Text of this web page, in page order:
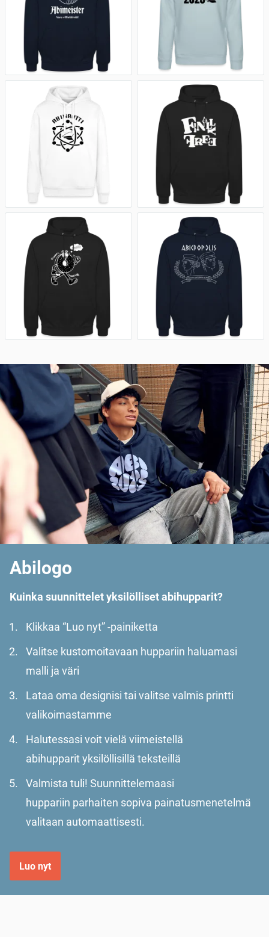
Abilogo
Kuinka suunnittelet yksilölliset abihupparit?
Klikkaa “Luo nyt” -painiketta
Valitse kustomoitavaan huppariin haluamasi
malli ja väri
Lataa oma designisi tai valitse valmis printti
valikoimastamme
Halutessasi voit vielä viimeistellä
abihupparit yksilöllisillä teksteillä
Valmista tuli! Suunnittelemaasi
huppariin parhaiten sopiva painatusmenetelmä
valitaan automaattisesti.
Luo nyt